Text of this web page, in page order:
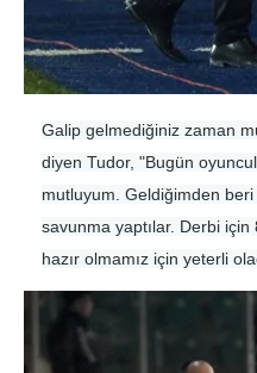
Galip gelmediğiniz zaman
diyen Tudor, "Bugün
mutluyum. Geldiğimden beri
savunma yaptılar. Derbi
hazır olmamız için yeterli